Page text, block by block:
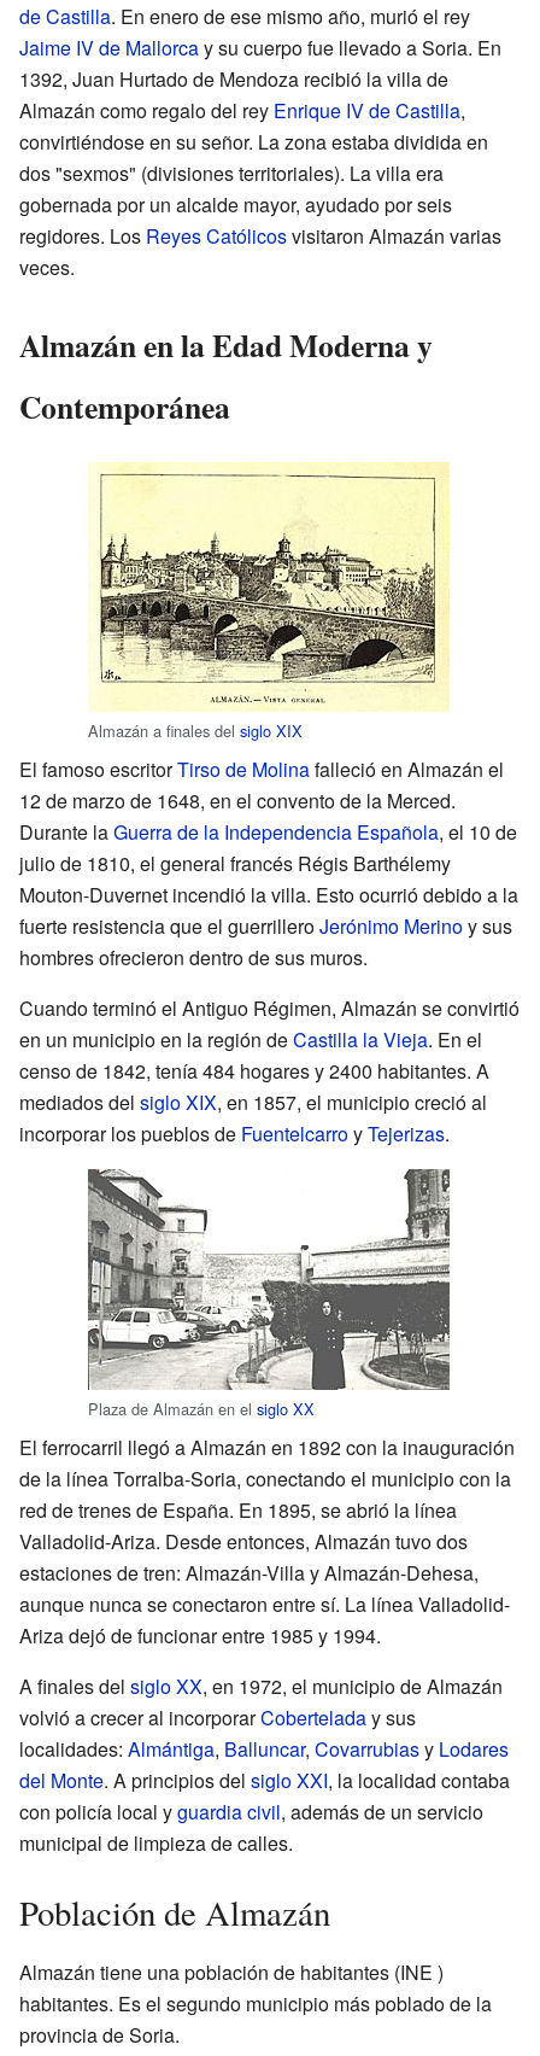
de Castilla. En enero de ese mismo año, murió el rey
Jaime IV de Mallorcay su cuerpo fue llevado a Soria. En
1392, Juan Hurtado de Mendoza recibió la villa de
Almazán como regalo del rey Enrique IV de Castilla,
convirtiéndose en su señor. La zona estaba dividida en
dos "sexmos" (divisiones territoriales). La villa era
gobernada por un alcalde mayor, ayudado por seis
regidores. Los Reyes Católicosvisitaron Almazán varias
veces.
Almazán en la Edad Moderna y
Contemporánea
Almazán a finales del siglo XIX
El famoso escritorTirso de Molinafalleció en Almazán el
12 de marzo de 1648, en el convento de la Merced.
Durante laGuerra de la Independencia Española, el 10 de
julio de 1810, el general francés Régis Barthélemy
Mouton-Duvernet incendió la villa. Esto ocurrió debido a la
fuerte resistencia que el guerrilleroJerónimo Merinoy sus
hombres ofrecieron dentro de sus muros.
Cuando terminó el Antiguo Régimen, Almazán se convirtió
en un municipio en la región deCastilla la Vieja. En el
censo de 1842, tenía 484 hogares y 2400 habitantes. A
mediados del siglo XIX, en 1857, el municipio creció al
incorporar los pueblos de FuentelcarroyTejerizas.
Plaza de Almazán en el siglo XX
El ferrocarril llegó a Almazán en 1892 con la inauguración
de la línea Torralba-Soria, conectando el municipio con la
red de trenes de España. En 1895, se abrió la línea
Valladolid-Ariza. Desde entonces, Almazán tuvo dos
estaciones de tren: Almazán-Villa y Almazán-Dehesa,
aunque nunca se conectaron entre sí. La línea Valladolid-
Ariza dejó de funcionar entre 1985 y 1994.
A finales del siglo XX, en 1972, el municipio de Almazán
volvió a crecer al incorporarCoberteladay sus
localidades: Almántiga, Balluncar, Covarrubiasy Lodares
del Monte. A principios del siglo XXI, la localidad contaba
con policía local yguardia civil, además de un servicio
municipal de limpieza de calles.
Población de Almazán
Almazán tiene una población de habitantes (INE )
habitantes. Es el segundo municipio más poblado de la
provincia de Soria.